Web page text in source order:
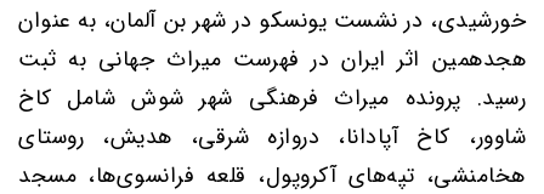
خورشیدی، در نشست یونسکو در شهر بن آلمان، به ‌عنوان
هجدهمین اثر ایران در فهرست میراث جهانی به ثبت
رسید. پرونده میراث فرهنگی شهر شوش شامل کاخ
شاوور، کاخ آپادانا، دروازه شرقی، هدیش، روستای
هخامنشی، تپه‌های آکروپول، قلعه فرانسوی‌ها، مسجد